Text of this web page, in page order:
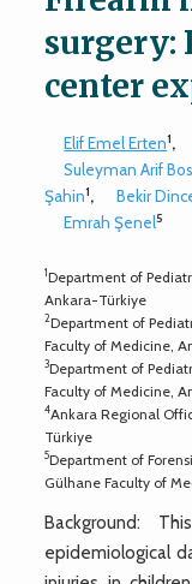
surgery:
center
Elif Emel Erten1,
Suleyman Arif
Şahin1, Bekir
Emrah Şenel5
1Department of
Ankara-Türkiye
2Department of
Faculty of Medicine,
3Department of
Faculty of Medicine,
4Ankara Regional
Türkiye
5Department of
Gülhane Faculty of
Background:
epidemiological